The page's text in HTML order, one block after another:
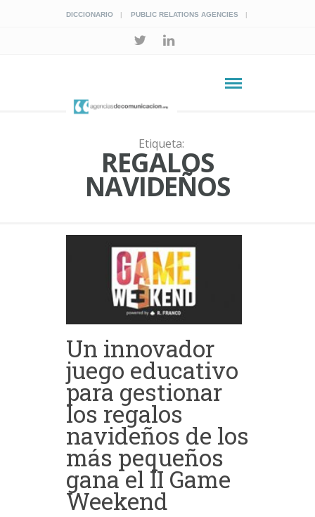
DICCIONARIO PUBLIC RELATIONS AGENCIES
Etiqueta:
REGALOS
NAVIDEÑOS
Un innovador
juego educativo
para gestionar
los regalos
navideños de los
más pequeños
gana el II Game
Weekend